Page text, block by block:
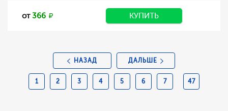
от366 КУПИТЬ
НАЗАД
1 2 3 4 5 6 7 47
ДАЛЬШЕ